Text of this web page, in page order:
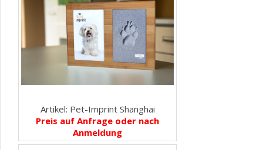
Artikel: Pet-Imprint Shanghai
Preis auf Anfrage oder nach
Anmeldung